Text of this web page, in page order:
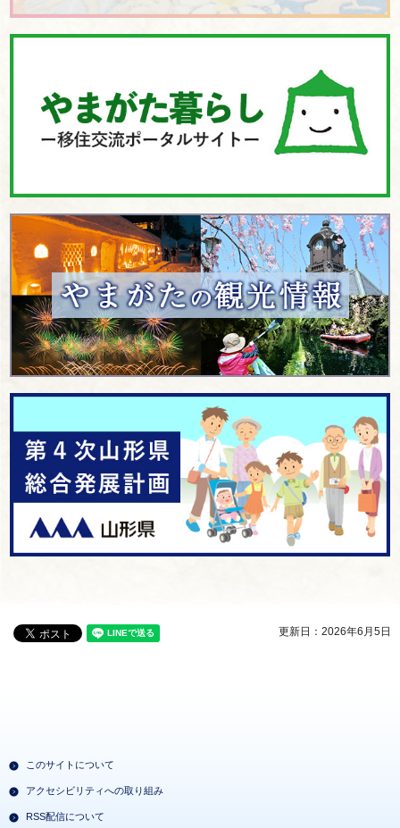
更新日：2026年6月5日
このサイトについて
アクセシビリティへの取り組み
RSS配信について